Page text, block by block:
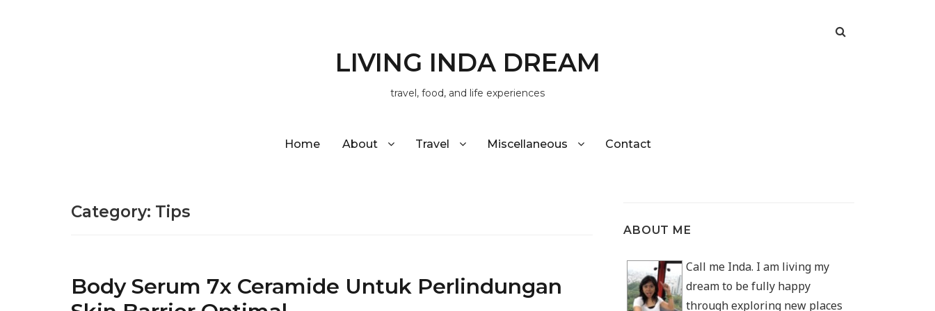
LIVING INDA DREAM
travel, food, and life experiences
Home About Travel Miscellaneous Contact
Category: Tips
Body Serum 7x Ceramide Untuk Perlindungan
ABOUT ME
Call me Inda. I am living my
dream to be fully happy
through exploring new places